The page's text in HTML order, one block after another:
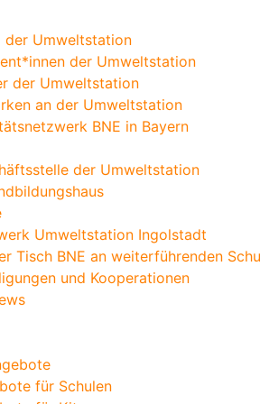
der Umweltstation
der Umweltstation
der Umweltstation
an der Umweltstation
BNE in Bayern
der Umweltstation
Umweltstation Ingolstadt
Tisch BNE an weiterführenden
und Kooperationen
für Schulen